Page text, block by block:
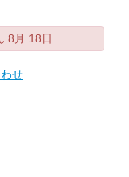
8月 18日
せ